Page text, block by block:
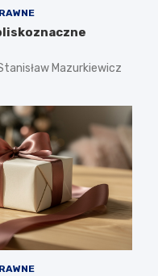
Mazurkiewicz